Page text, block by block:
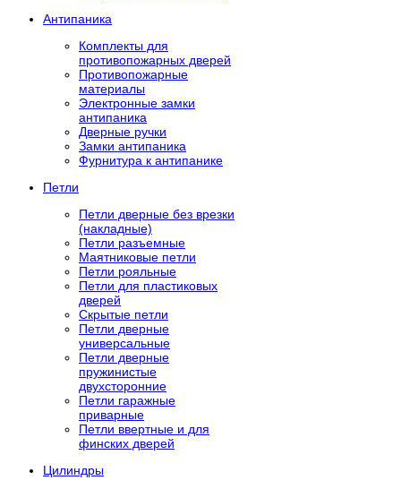
Антипаника
Комплекты для
противопожарных дверей
Противопожарные
материалы
Электронные замки
антипаника
Дверные ручки
Замки антипаника
Фурнитура к антипанике
Петли
Петли дверные без врезки
(накладные)
Петли разъемные
Маятниковые петли
Петли рояльные
Петли для пластиковых
дверей
Скрытые петли
Петли дверные
универсальные
Петли дверные
пружинистые
двухсторонние
Петли гаражные
приварные
Петли ввертные и для
финских дверей
Цилиндры